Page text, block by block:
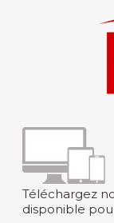
Téléchargez
disponible